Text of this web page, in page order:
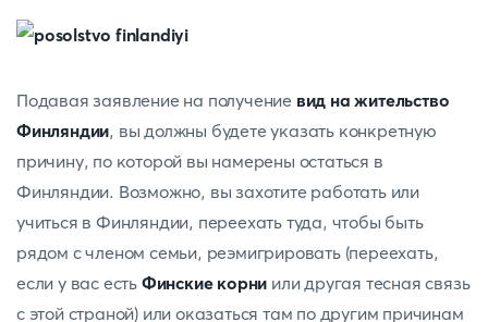
Подавая заявление на получение вид на жительство
Финляндии, вы должны будете указать конкретную
причину, по которой вы намерены остаться в
Финляндии. Возможно, вы захотите работать или
учиться в Финляндии, переехать туда, чтобы быть
рядом с членом семьи, реэмигрировать (переехать,
если у вас есть Финские корни или другая тесная связь
с этой страной) или оказаться там по другим причинам